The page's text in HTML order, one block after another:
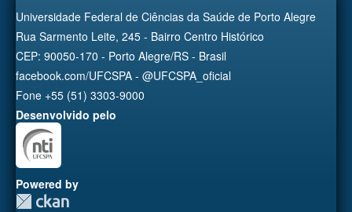
Universidade Federal de Ciências da Saúde de Porto Alegre
Rua Sarmento Leite, 245 - Bairro Centro Histórico
CEP: 90050-170 - Porto Alegre/RS - Brasil
facebook.com/UFCSPA - @UFCSPA_oficial
Fone +55 (51) 3303-9000
Desenvolvido pelo
Powered by